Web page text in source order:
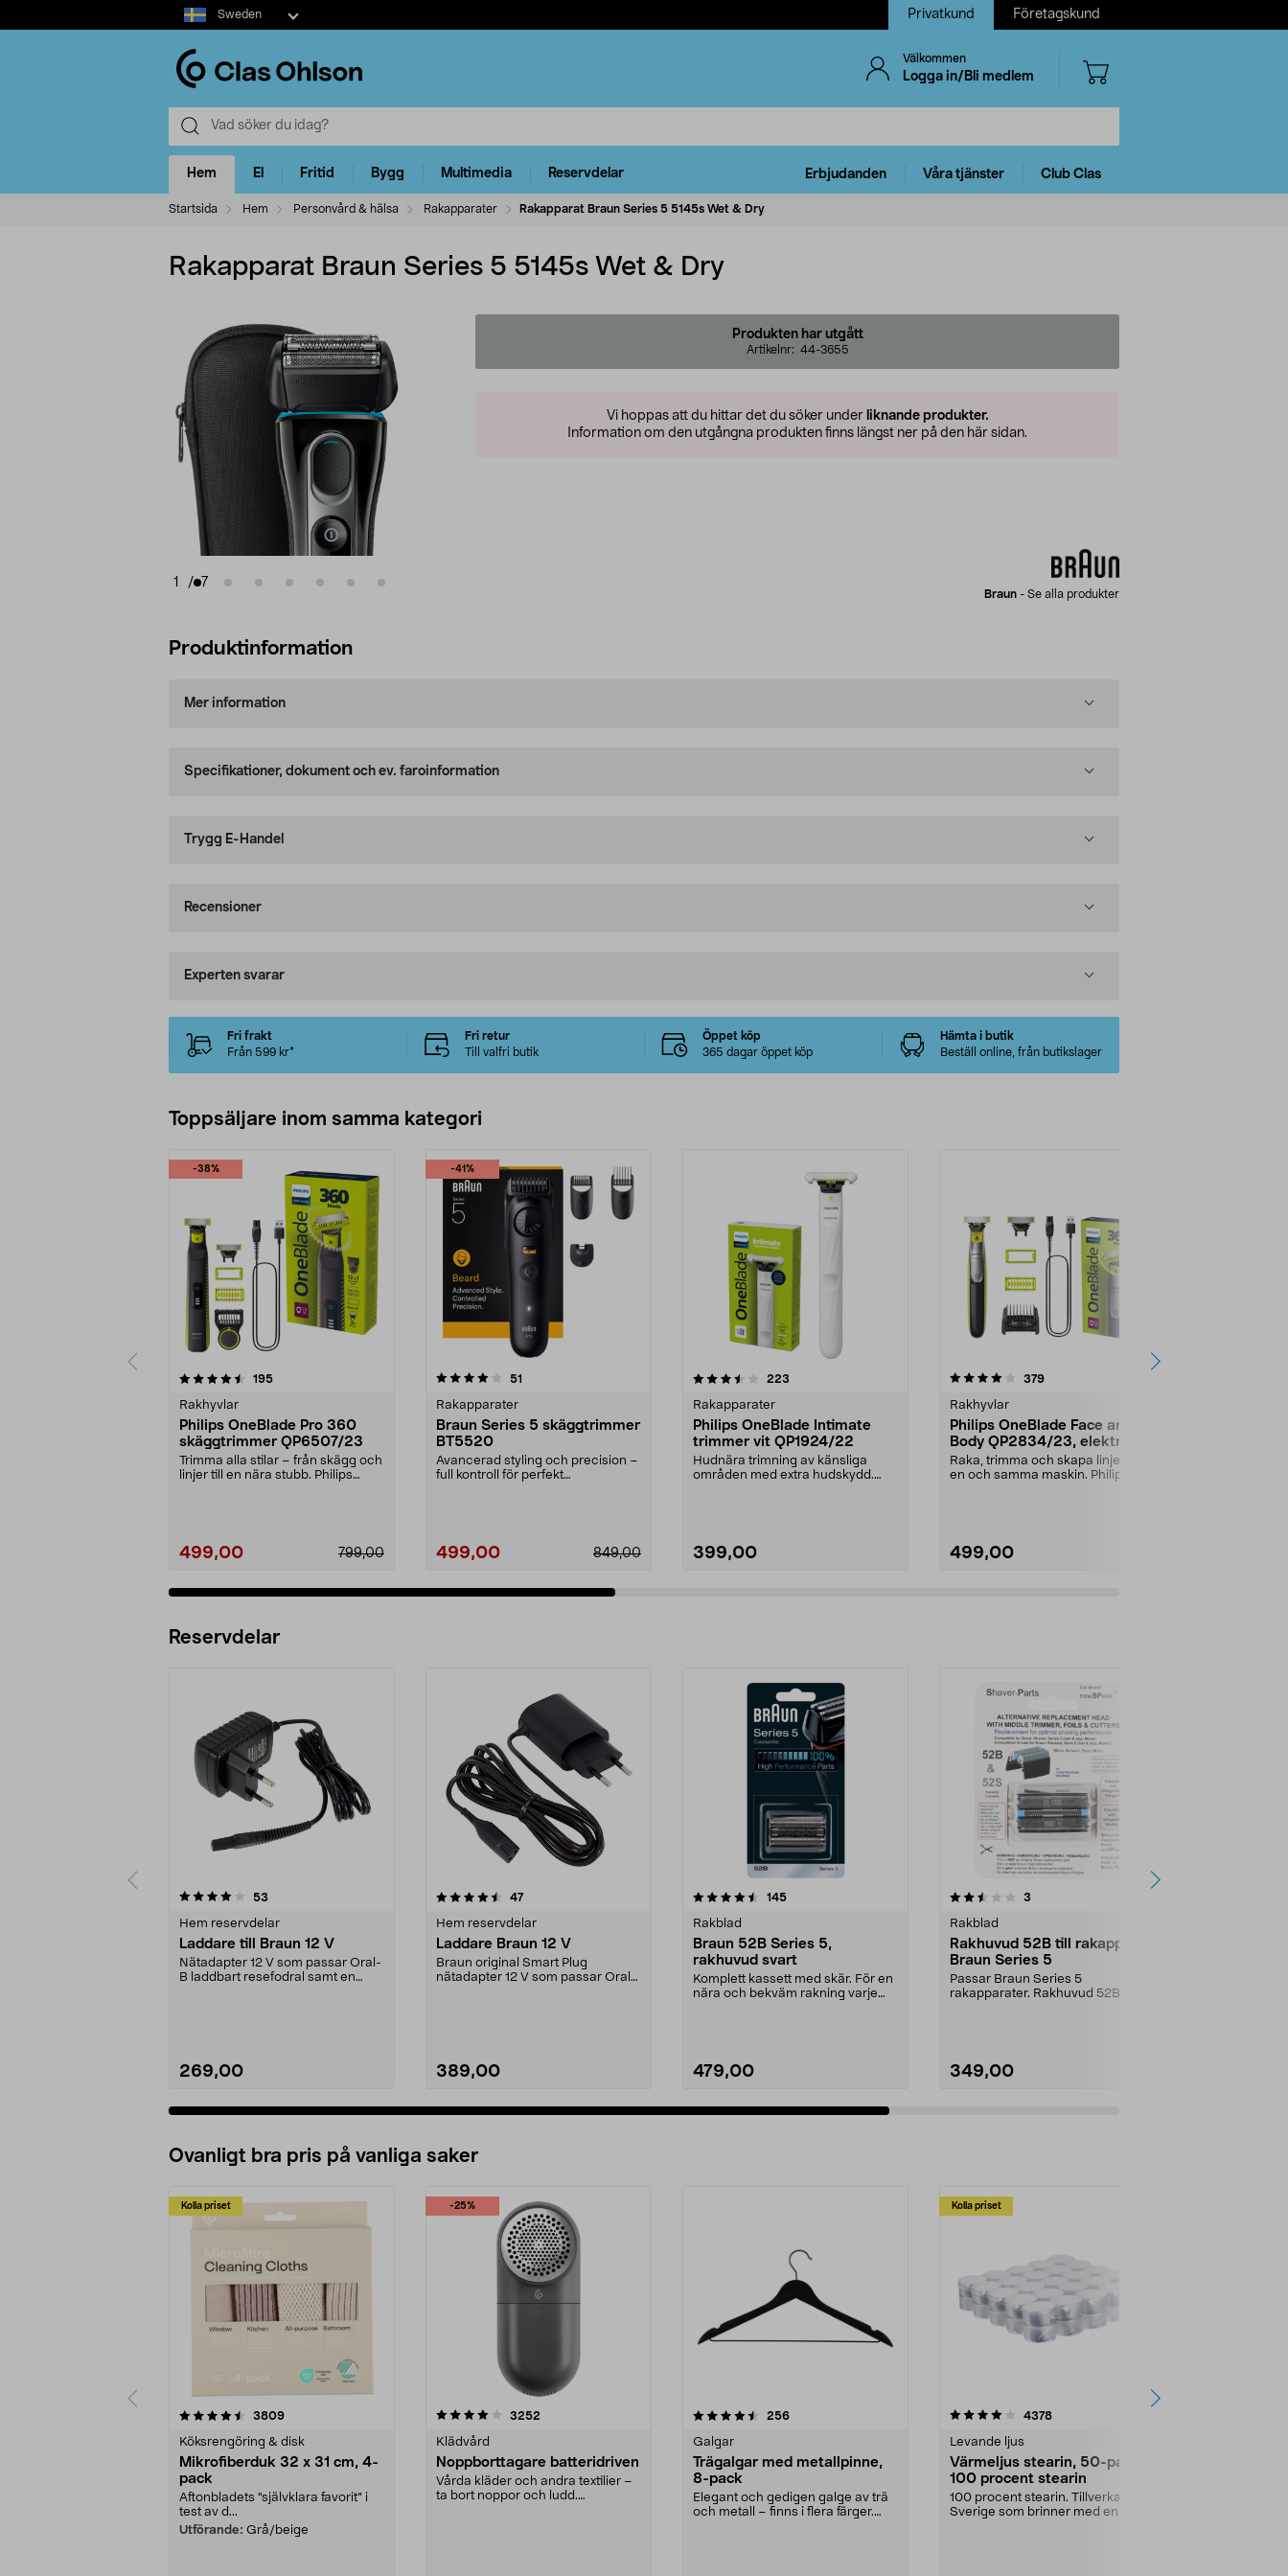
Select
market
Sweden Privatkund Företagskund
Välkommen
Logga in/Bli medlem
Hem El Fritid Bygg Multimedia Reservdelar Erbjudanden Våra tjänster Club Clas
Startsida Hem Personvård & hälsa Rakapparater Rakapparat Braun Series 5 5145s Wet & Dry
Rakapparat Braun Series 5 5145s Wet & Dry
1 / 7
Produkten har utgått
Artikelnr: 44-3655
Vi hoppas att du hittar det du söker under liknande produkter.
Information om den utgångna produkten finns längst ner på den här sidan.
Braun - Se alla produkter
Produktinformation
Mer information
Specifikationer, dokument och ev. faroinformation
Trygg E-Handel
Recensioner
Experten svarar
Fri frakt
Från 599 kr*
Fri retur
Till valfri butik
Öppet köp
365 dagar öppet köp
Hämta i butik
Beställ online, från butikslager
Toppsäljare inom samma kategori
-38%
195recensioner
Rakhyvlar
Philips OneBlade Pro 360
skäggtrimmer QP6507/23
Trimma alla stilar – från skägg och
linjer till en nära stubb. Philips
499,00 799,00
-41%
4.0 av 5 stjärnor 51
Rakapparater
Braun Series 5 skäggtrimmer
BT5520
Avancerad styling och precision –
full kontroll för perfekt
499,00 849,00
3.5 av 5 stjärnor 223
Rakapparater
Philips OneBlade Intimate
trimmer vit QP1924/22
Hudnära trimning av känsliga
områden med extra hudskydd.
399,00
4.0 av 5 stjärnor 379recensioner
Rakhyvlar
Philips OneBlade Face and
Body QP2834/23, elektrisk
rakhyvel
Raka, trimma och skapa linjer med
en och samma maskin. Philips
499,00
4.0 av 5 stjärnor
Reservdelar
53
Hem reservdelar
Laddare till Braun 12 V
Nätadapter 12 V som passar Oral-
B laddbart resefodral samt en
269,00
4.5av 5 stjärnor 47recensioner
Hem reservdelar
Laddare Braun 12 V
Braun original Smart Plug
nätadapter 12 V som passar Oral-
389,00
4.5av 5 stjärnor 145recensioner
Rakblad
Braun 52B Series 5,
rakhuvud svart
Komplett kassett med skär. För en
nära och bekväm rakning varje
479,00
2.5av 5 stjärnor 3
Rakblad
Rakhuvud 52B till rakapparat
Braun Series 5
Passar Braun Series 5
rakapparater. Rakhuvud 52B –
349,00
4.5av 5 stjärnor
Ovanligt bra pris på vanliga saker
Kolla priset
3809recensioner
Köksrengöring & disk
Mikrofiberduk 32 x 31 cm, 4-
pack
Aftonbladets "självklara favorit” i
test av d...
Utförande: Grå/beige
-25%
4.0av 5 stjärnor 3252
Klädvård
Noppborttagare batteridriven
Vårda kläder och andra textilier –
ta bort noppor och ludd.
4.5av 5 stjärnor 256recensioner
Galgar
Trägalgar med metallpinne,
8-pack
Elegant och gedigen galge av trä
och metall – finns i flera färger.
Kolla priset
4.0av 5 stjärnor 4378recensioner
Levande ljus
Värmeljus stearin, 50-pack,
100 procent stearin
100 procent stearin. Tillverkade i
Sverige som brinner med en
4.5av 5 stjärnor